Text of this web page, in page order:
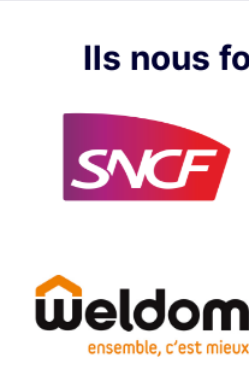
Ils nous